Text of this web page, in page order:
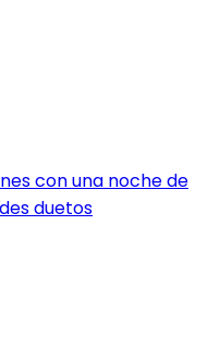
con una noche de
duetos